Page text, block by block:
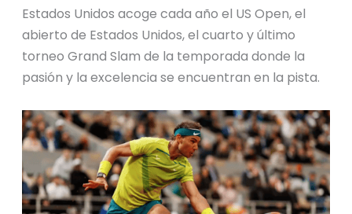
Estados Unidos acoge cada año el US Open, el
abierto de Estados Unidos, el cuarto y último
torneo Grand Slam de la temporada donde la
pasión y la excelencia se encuentran en la pista.